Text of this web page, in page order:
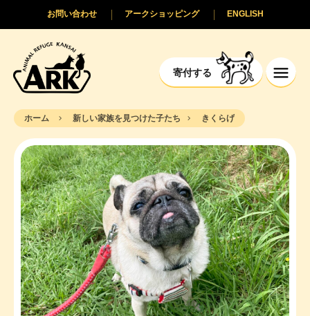
寄付する
ENGLISH
アークショッピング
お問い合わせ
ホーム 新しい家族を見つけた子たち きくらげ